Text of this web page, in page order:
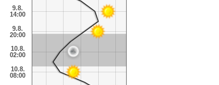
9.8.
14:00
9.8.
20:00
10.8.
02:00
10.8.
08:00